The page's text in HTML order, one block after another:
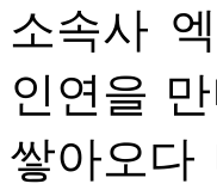
소속사
인연을
쌓아오다